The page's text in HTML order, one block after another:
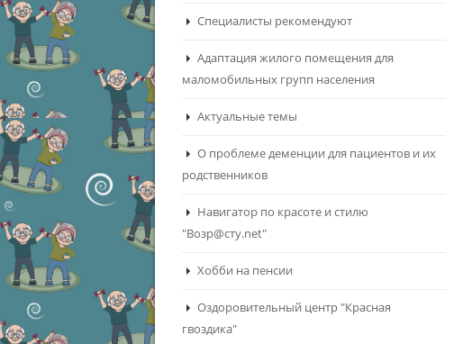
Специалисты рекомендуют
Адаптация жилого помещения для
маломобильных групп населения
Актуальные темы
О проблеме деменции для пациентов и их
родственников
Навигатор по красоте и стилю
"Возр@сту.net"
Хобби на пенсии
Оздоровительный центр "Красная
гвоздика"